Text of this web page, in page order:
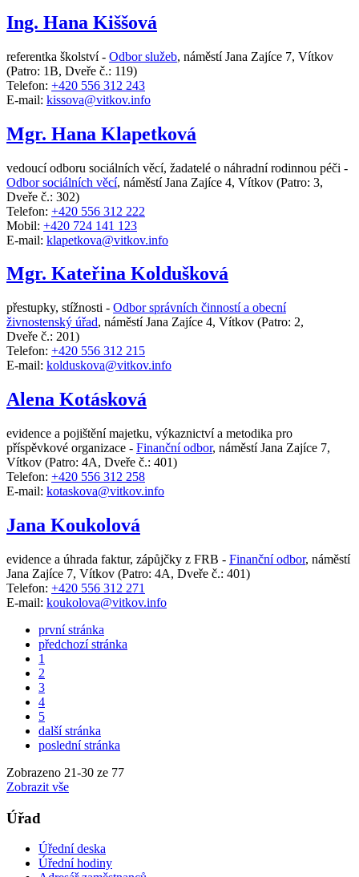
Ing. Hana Kiššová
referentka školství - Odbor služeb, náměstí Jana Zajíce 7, Vítkov
(Patro: 1B, Dveře č.: 119)
Telefon: +420 556 312 243
E-mail: kissova@vitkov.info
Mgr. Hana Klapetková
vedoucí odboru sociálních věcí, žadatelé o náhradní rodinnou péči -
Odbor sociálních věcí, náměstí Jana Zajíce 4, Vítkov (Patro: 3,
Dveře č.: 302)
Telefon: +420 556 312 222
Mobil: +420 724 141 123
E-mail: klapetkova@vitkov.info
Mgr. Kateřina Koldušková
přestupky, stížnosti - Odbor správních činností a obecní
živnostenský úřad, náměstí Jana Zajíce 4, Vítkov (Patro: 2,
Dveře č.: 201)
Telefon: +420 556 312 215
E-mail: kolduskova@vitkov.info
Alena Kotásková
evidence a pojištění majetku, výkaznictví a metodika pro
příspěvkové organizace - Finanční odbor, náměstí Jana Zajíce 7,
Vítkov (Patro: 4A, Dveře č.: 401)
Telefon: +420 556 312 258
E-mail: kotaskova@vitkov.info
Jana Koukolová
evidence a úhrada faktur, zápůjčky z FRB - Finanční odbor, náměstí
Jana Zajíce 7, Vítkov (Patro: 4A, Dveře č.: 401)
Telefon: +420 556 312 271
E-mail: koukolova@vitkov.info
první stránka
předchozí stránka
1
2
3
4
5
další stránka
poslední stránka
Zobrazeno 21-30 ze 77
Zobrazit vše
Úřad
Úřední deska
Úřední hodiny